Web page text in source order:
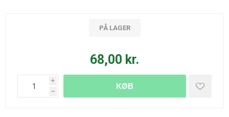
PÅ LAGER
68,00 kr.
i
h
KØB